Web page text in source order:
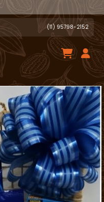
(11) 95798-2152
para Homem